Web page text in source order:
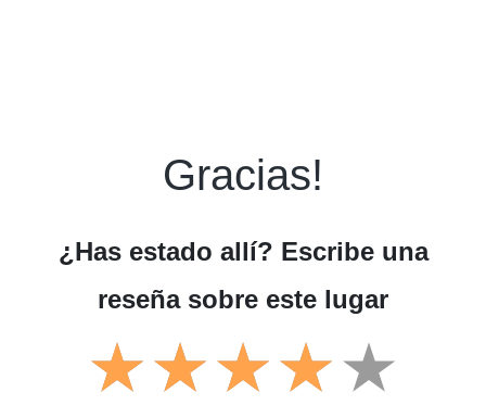
Gracias!
¿Has estado allí? Escribe una
reseña sobre este lugar